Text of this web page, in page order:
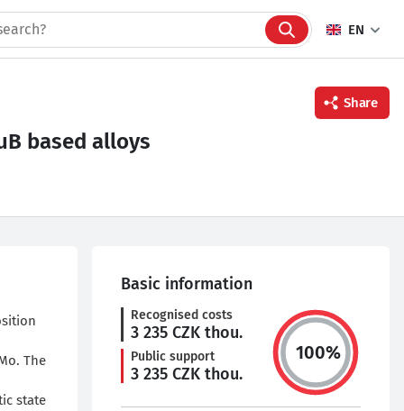
EN
Twitter
Share
based alloys
The
state
Basic information
Recognised costs
3 235 CZK thou.
Public support
3 235 CZK thou.
100%